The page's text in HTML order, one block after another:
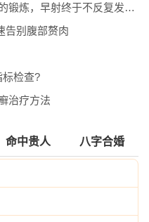
手淫多年导致的早泄，将近3个月的锻炼，早射终于不反复发作了。
告别腹部赘肉
检查?
治疗方法
命中贵人 八字合婚